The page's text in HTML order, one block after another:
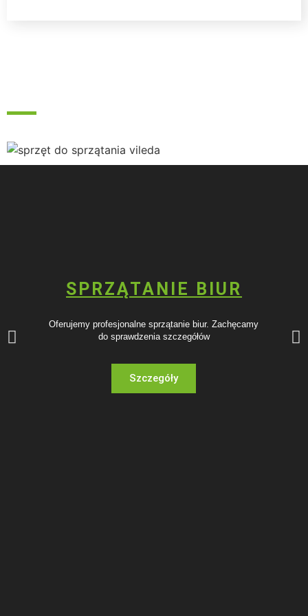
SPRZĄTANIE BIUR
Oferujemy profesjonalne sprzątanie biur. Zachęcamy
do sprawdzenia szczegółów
Szczegóły